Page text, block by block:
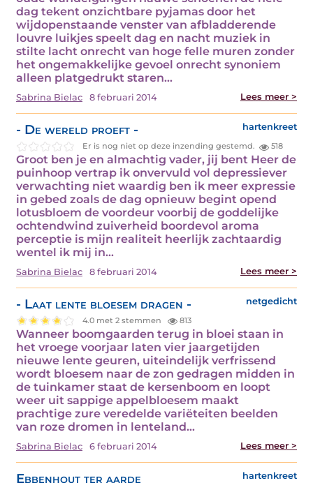
dag tekent onzichtbare pyjamas door het
wijdopenstaande venster van afbladderende
louvre luikjes speelt dag en nacht muziek in
stilte lacht onrecht van hoge felle muren zonder
het ongemakkelijke gevoel onrecht synoniem
alleen platgedrukt staren…
Sabrina Bielac 8 februari 2014 Lees meer >
- De wereld proeft - hartenkreet
Er is nog niet op deze inzending gestemd. 518
Groot ben je en almachtig vader, jij bent Heer de
puinhoop vertrap ik onvervuld vol depressiever
verwachting niet waardig ben ik meer expressie
in gebed zoals de dag opnieuw begint opend
lotusbloem de voordeur voorbij de goddelijke
ochtendwind zuiverheid boordevol aroma
perceptie is mijn realiteit heerlijk zachtaardig
wentel ik mij in…
Sabrina Bielac 8 februari 2014 Lees meer >
- Laat lente bloesem dragen - netgedicht
4.0 met 2 stemmen 813
Wanneer boomgaarden terug in bloei staan in
het vroege voorjaar laten vier jaargetijden
nieuwe lente geuren, uiteindelijk verfrissend
wordt bloesem naar de zon gedragen midden in
de tuinkamer staat de kersenboom en loopt
weer uit sappige appelbloesem maakt
prachtige zure veredelde variëteiten beelden
van roze dromen in lenteland…
Sabrina Bielac 6 februari 2014 Lees meer >
Ebbenhout ter aarde hartenkreet